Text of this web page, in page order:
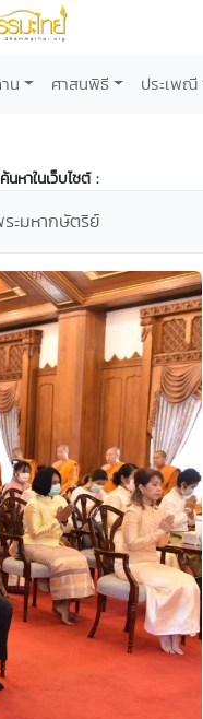
น ศาสนพิธี ประเพณี
ค้นหาในเว็บไซต์ :
ะมหากษัตริย์